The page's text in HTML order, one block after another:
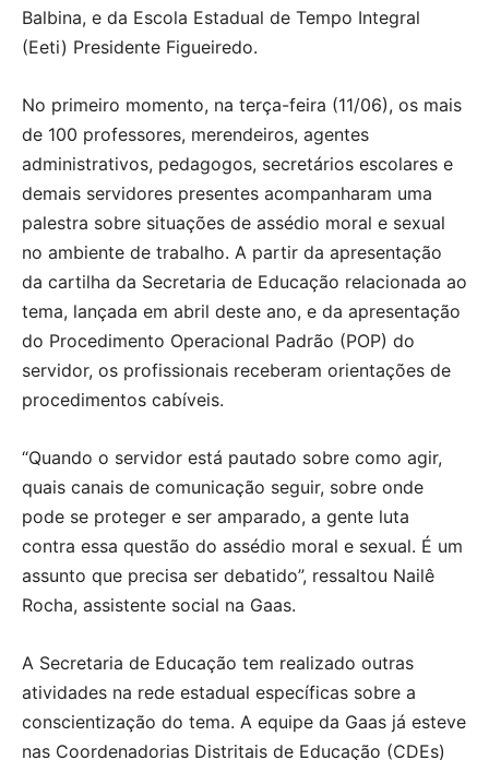
Balbina, e da Escola Estadual de Tempo Integral
(Eeti) Presidente Figueiredo.
No primeiro momento, na terça-feira (11/06), os mais
de 100 professores, merendeiros, agentes
administrativos, pedagogos, secretários escolares e
demais servidores presentes acompanharam uma
palestra sobre situações de assédio moral e sexual
no ambiente de trabalho. A partir da apresentação
da cartilha da Secretaria de Educação relacionada ao
tema, lançada em abril deste ano, e da apresentação
do Procedimento Operacional Padrão (POP) do
servidor, os profissionais receberam orientações de
procedimentos cabíveis.
“Quando o servidor está pautado sobre como agir,
quais canais de comunicação seguir, sobre onde
pode se proteger e ser amparado, a gente luta
contra essa questão do assédio moral e sexual. É um
assunto que precisa ser debatido”, ressaltou Nailê
Rocha, assistente social na Gaas.
A Secretaria de Educação tem realizado outras
atividades na rede estadual específicas sobre a
conscientização do tema. A equipe da Gaas já esteve
nas Coordenadorias Distritais de Educação (CDEs)